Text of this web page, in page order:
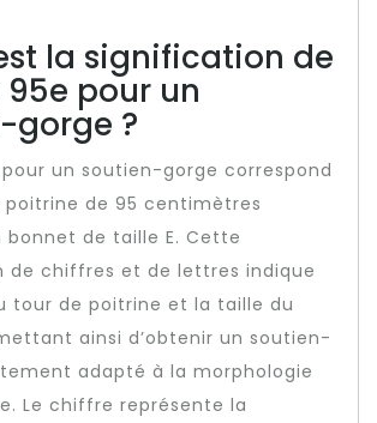
la signification de
pour un
gorge ?
un soutien-gorge correspond
de 95 centimètres
bonnet de taille E. Cette
de chiffres et de lettres indique
tour de poitrine et la taille du
ainsi d’obtenir un soutien-
adapté à la morphologie
Le chiffre représente la